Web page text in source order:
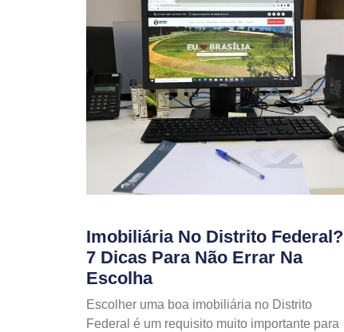
Imobiliária No Distrito Federal?
7 Dicas Para Não Errar Na
Escolha
Escolher uma boa imobiliária no Distrito
Federal é um requisito muito importante para